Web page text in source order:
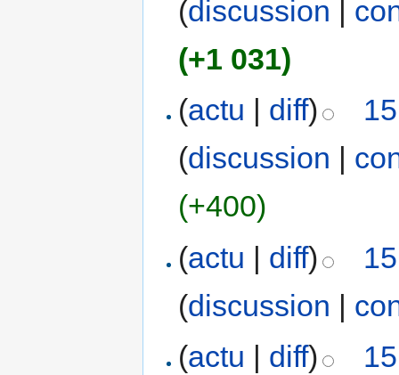
(discussion
(+1 031)
(actu diff)
(discussion
(+400)
(actu | diff)
(discussion |
(actu | diff)